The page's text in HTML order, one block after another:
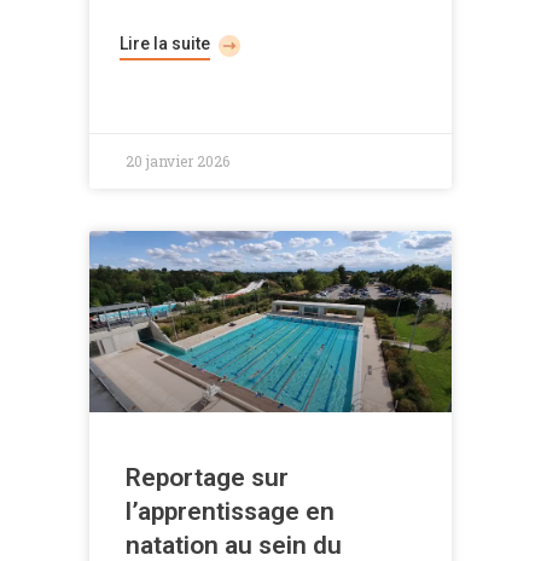
Lire la suite
20 janvier 2026
Reportage sur
l’apprentissage en
natation au sein du